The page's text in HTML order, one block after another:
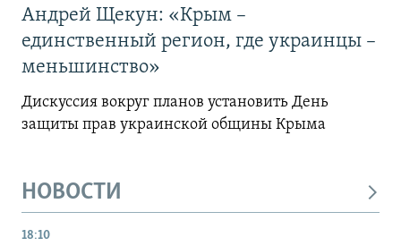
Андрей Щекун: «Крым –
единственный регион, где украинцы –
меньшинство»
Дискуссия вокруг планов установить День
защиты прав украинской общины Крыма
НОВОСТИ
18:10